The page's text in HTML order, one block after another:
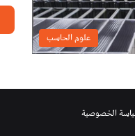
علوم الحاسب
الخصوصية